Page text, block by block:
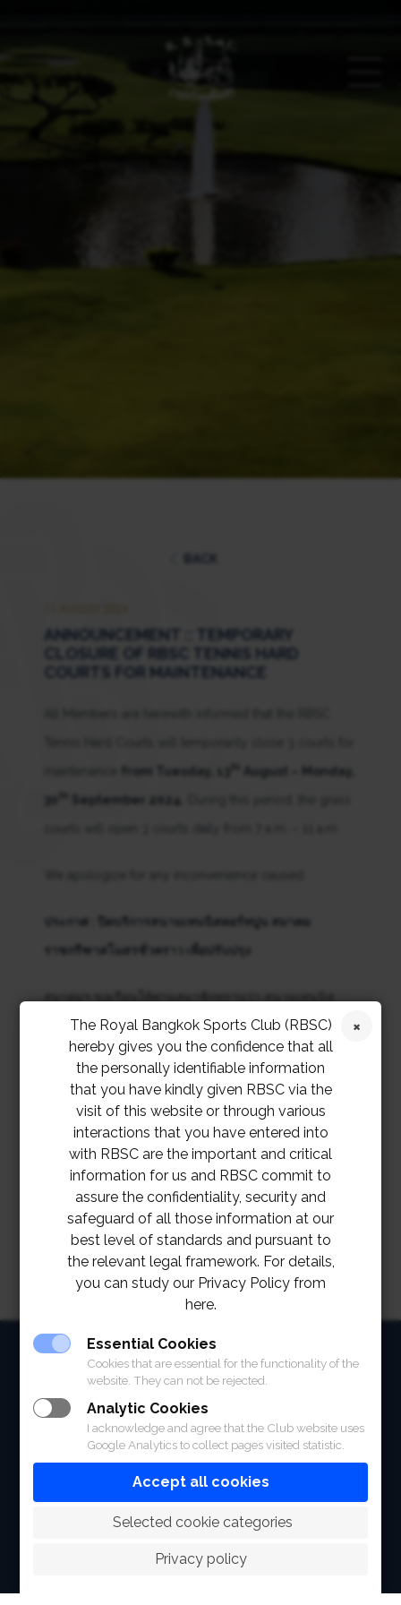
ANNOUNCEMENT :: TEMPORARY
CLOSURE OF RBSC TENNIS HARD
COURTS FOR MAINTENANCE
from Tuesday, 13
August – Monday,
September 2024.
ประกาศ : ปิดบริการสนามเทนนิสคอร์ทปูน สมาคม
ราชกรีฑาสโมสรชั่วคราว เพื่อปรับปรุง
คอร์ทปูน สมาคมราชกรีฑาสโมสร จะปิดบริการชั่วคราว
จำนวน 3 คอร์ทตั้งแต่ วันอังคารที่ 13 สิงหาคม – วันจันทร์
ที่ 30 กันยายน 2567
เพื่อปรับปรุง ซึ่งในระหว่างนี้ จะเปิด
สนามเทนนิสคอร์ทหญ้าจำนวน 3 คอร์ท ทุกวัน 07.00 น. –
11.00 น.
HOME
ABOUT
FACILITIES
SPORTS
RACING
The Royal Bangkok Sports Club (RBSC)
hereby gives you the confidence that all
the personally identifiable information
that you have kindly given RBSC via the
visit of this website or through various
interactions that you have entered into
with RBSC are the important and critical
information for us and RBSC commit to
assure the confidentiality, security and
safeguard of all those information at our
best level of standards and pursuant to
the relevant legal framework. For details,
you can study our Privacy Policy from
here.
Essential Cookies
Cookies that are essential for the functionality of the
website. They can not be rejected.
Analytic Cookies
I acknowledge and agree that the Club website uses
Google Analytics to collect pages visited statistic.
Accept all cookies
Selected cookie categories
Privacy policy